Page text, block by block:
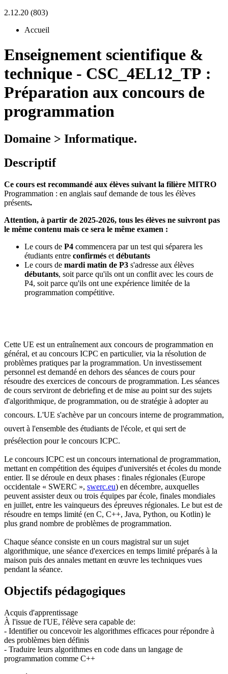
2.12.20 (803)
Accueil
Enseignement scientifique &
technique - CSC_4EL12_TP :
Préparation aux concours de
programmation
Domaine > Informatique.
Descriptif
Ce cours est recommandé aux élèves suivant la filière MITRO
Programmation : en anglais sauf demande de tous les élèves
présents.
Attention, à partir de 2025-2026, tous les élèves ne suivront pas
le même contenu mais ce sera le même examen :
Le cours de P4 commencera par un test qui séparera les
étudiants entre confirmés et débutants
Le cours de mardi matin de P3 s'adresse aux élèves
débutants, soit parce qu'ils ont un conflit avec les cours de
P4, soit parce qu'ils ont une expérience limitée de la
programmation compétitive.
Cette UE est un entraînement aux concours de programmation en
général, et au concours ICPC en particulier, via la résolution de
problèmes pratiques par la programmation. Un investissement
personnel est demandé en dehors des séances de cours pour
résoudre des exercices de concours de programmation. Les séances
de cours serviront de debriefing et de mise au point sur des sujets
d'algorithmique, de programmation, ou de stratégie à adopter au
concours. L'UE s'achève par un concours interne de programmation,
ouvert à l'ensemble des étudiants de l'école, et qui sert de
présélection pour le concours ICPC.
Le concours ICPC est un concours international de programmation,
mettant en compétition des équipes d'universités et écoles du monde
entier. Il se déroule en deux phases : finales régionales (Europe
occidentale « SWERC », swerc.eu) en décembre, auxquelles
peuvent assister deux ou trois équipes par école, finales mondiales
en juillet, entre les vainqueurs des épreuves régionales. Le but est de
résoudre en temps limité (en C, C++, Java, Python, ou Kotlin) le
plus grand nombre de problèmes de programmation.
Chaque séance consiste en un cours magistral sur un sujet
algorithmique, une séance d'exercices en temps limité préparés à la
maison puis des annales mettant en œuvre les techniques vues
pendant la séance.
Objectifs pédagogiques
Acquis d'apprentissage
À l'issue de l'UE, l'élève sera capable de:
- Identifier ou concevoir les algorithmes efficaces pour répondre à
des problèmes bien définis
- Traduire leurs algorithmes en code dans un langage de
programmation comme C++